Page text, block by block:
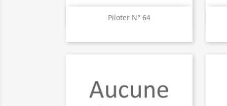
Piloter N° 64
Aperçu rapide